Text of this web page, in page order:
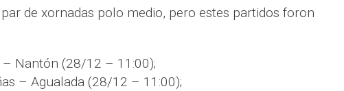
de xornadas polo medio, pero estes partidos foron
Nantón (28/12 – 11:00);
– Agualada (28/12 – 11:00);